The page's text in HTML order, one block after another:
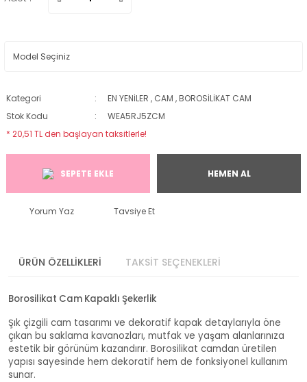
Kategori EN YENİLER , CAM ,BOROSİLİKAT CAM
Stok Kodu
WEA5RJ5ZCM
* 20,51 TL den başlayan taksitlerle!
SEPETE EKLE HEMEN AL
Yorum Yaz Tavsiye Et
ÜRÜN ÖZELLİKLERİ TAKSİT SEÇENEKLERİ
Borosilikat Cam Kapaklı Şekerlik
Şık çizgili cam tasarımı ve dekoratif kapak detaylarıyla öne
çıkan bu saklama kavanozları, mutfak ve yaşam alanlarınıza
estetik bir görünüm kazandırır. Borosilikat camdan üretilen
yapısı sayesinde hem dekoratif hem de fonksiyonel kullanım
sunar.